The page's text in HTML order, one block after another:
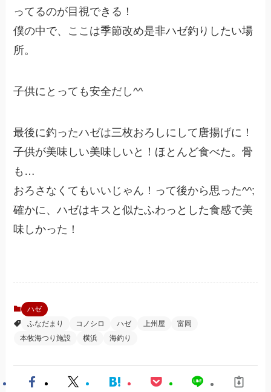
ってるのが目視できる！
僕の中で、ここは季節改め是非ハゼ釣りしたい場
所。
子供にとっても安全だし^^
最後に釣ったハゼは三枚おろしにして唐揚げに！
子供が美味しい美味しいと！ほとんど食べた。骨
も…
おろさなくてもいいじゃん！って後から思った^^;
確かに、ハゼはキスと似たふわっとした食感で美
味しかった！
ハゼ
ふなだまり
コノシロ ハゼ 上州屋
富岡
本牧海つり施設
横浜 海釣り